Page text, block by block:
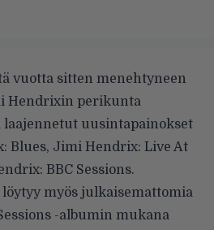
vuotta sitten menehtyneen
Hendrixin perikunta
laajennetut uusintapainokset
Blues, Jimi Hendrix: Live At
BBC Sessions.
myös julkaisemattomia
-albumin mukana